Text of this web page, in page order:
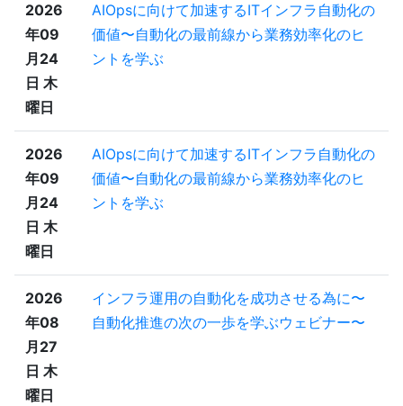
2026
年09
月24
日 木
曜日
AIOpsに向けて加速するITインフラ自動化の
価値〜自動化の最前線から業務効率化のヒ
ントを学ぶ
2026
年09
月24
日 木
曜日
AIOpsに向けて加速するITインフラ自動化の
価値〜自動化の最前線から業務効率化のヒ
ントを学ぶ
2026
年08
月27
日 木
曜日
インフラ運用の自動化を成功させる為に〜
自動化推進の次の一歩を学ぶウェビナー〜